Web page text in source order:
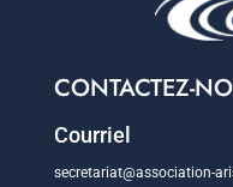
CONTACTEZ-
Courriel
secretariat@association-